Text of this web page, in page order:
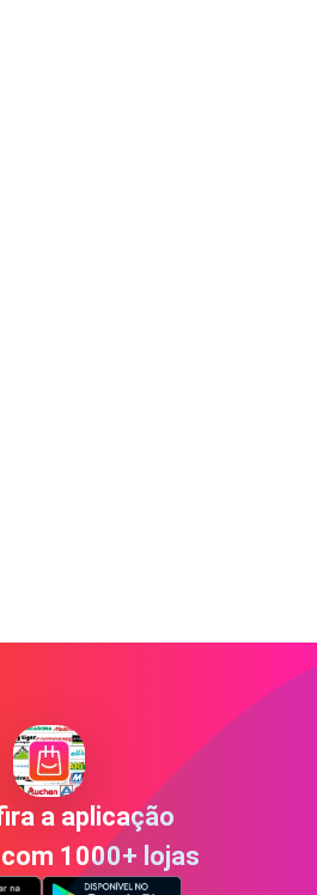
a aplicação
1000+ lojas